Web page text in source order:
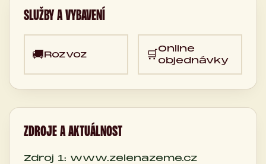
SLUŽBY A VYBAVENÍ
🚚Rozvoz 🛒Online
objednávky
ZDROJE A AKTUÁLNOST
Zdroj 1: www.zelenazeme.cz